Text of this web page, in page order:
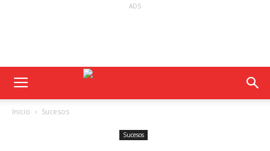
ADS
Inicio Sucesos
Sucesos